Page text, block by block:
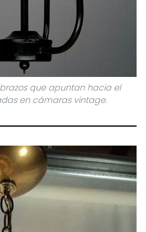
que apuntan hacia el
en cámaras vintage.